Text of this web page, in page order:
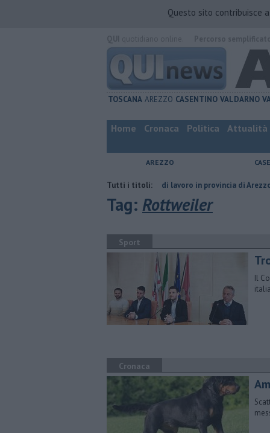
Questo sito contribuisce
TOSCANA AREZZO CASENTINO VALDARNO
Home Cronaca Politica Attualità
AREZZO
Tutti i titoli:
​Tutte le offerte di lavoro in provincia di Arezzo
Tag: Rottweiler
Sport
Il
Cronaca